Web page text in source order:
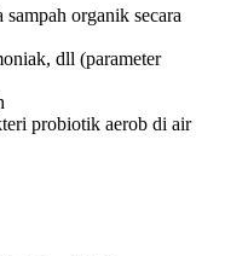
organik secara
dll (parameter
probiotik aerob di air